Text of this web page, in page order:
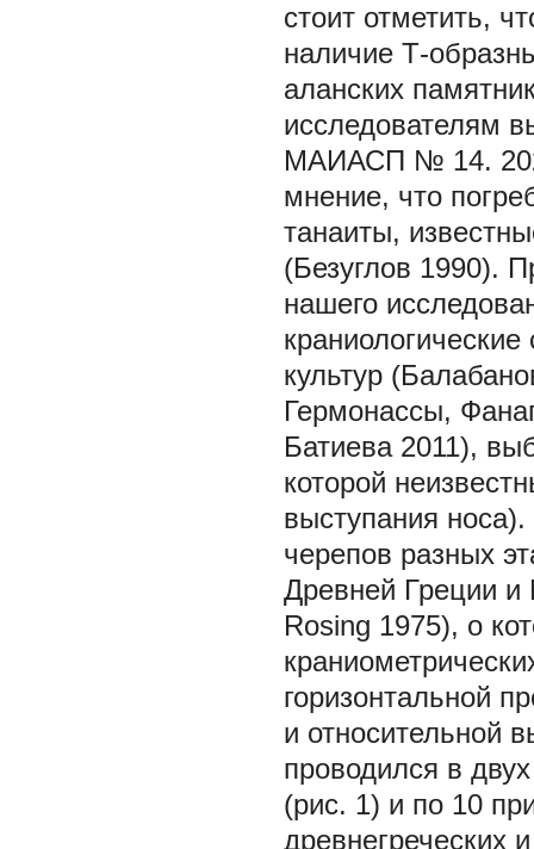
стоит отметить,
наличие Т-
аланских
исследователям
МАИАСП № 14.
мнение, что
танаиты,
(Безуглов 1990).
нашего
культур
Гермонассы,
Батиева 2011),
которой
выступания
черепов разных
Древней Греции и
Rosing 1975), о
горизонтальной
и относительной
проводился в
(рис. 1) и по 10
древнегреческих